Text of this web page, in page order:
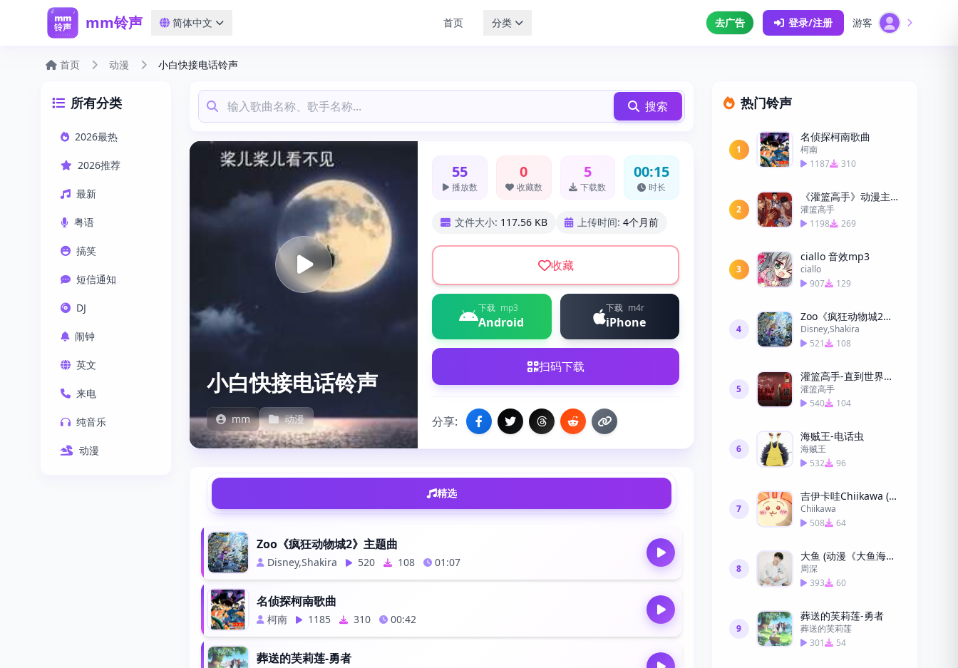
mm铃声 简体中文 首页 分类 去广告 登录/注册 游客
首页 动漫 小白快接电话铃声
所有分类
2026最热
2026推荐
最新
粤语
搞笑
短信通知
DJ
闹钟
英文
来电
纯音乐
动漫
搜索
小白快接电话铃声
mm 动漫
55
播放数
0
收藏数
5
下载数
00:15
时长
文件大小: 117.56 KB 上传时间: 4个月前
收藏
下载 mp3
Android
下载 m4r
iPhone
扫码下载
分享:
精选
Zoo《疯狂动物城2》主题曲
Disney,Shakira 520 108 01:07
名侦探柯南歌曲
柯南 1185 310 00:42
葬送的芙莉莲-勇者
热门铃声
1
名侦探柯南歌曲
柯南
1187
310
2
《灌篮高手》动漫主题曲)-80后回忆
灌篮高手
1198
269
3
ciallo 音效mp3
ciallo
907
129
4
Zoo《疯狂动物城2》主题曲
Disney,Shakira
521
108
5
灌篮高手-直到世界的尽头
灌篮高手
540
104
6
海贼王-电话虫
海贼王
532
96
7
吉伊卡哇Chiikawa (睡衣派对之歌)
Chiikawa
508
64
8
大鱼 (动漫《大鱼海棠》印象曲)
周深
393
60
9
葬送的芙莉莲-勇者
葬送的芙莉莲
301
54